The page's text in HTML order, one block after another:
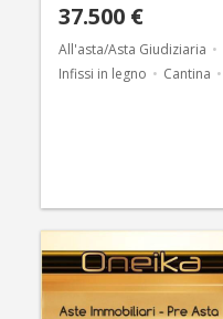
37.500 €
All'asta/Asta Giudiziaria
Infissi in legno
Cantina